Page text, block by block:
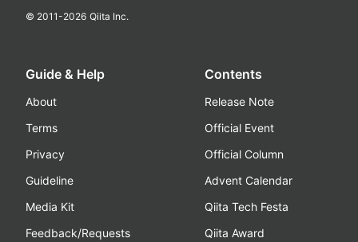
© 2011-2026 Qiita Inc.
Guide & Help
About
Terms
Privacy
Guideline
Media Kit
Feedback/Requests
Contents
Release Note
Official Event
Official Column
Advent Calendar
Qiita Tech Festa
Qiita Award